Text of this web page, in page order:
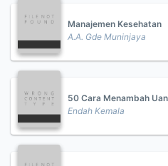
Manajemen Kesehatan
A.A. Gde Muninjaya
50 Cara Menambah
Endah Kemala